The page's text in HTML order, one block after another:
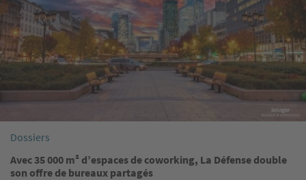
Dossiers
Avec 35 000 m² d’espaces de coworking, La Défense double
son offre de bureaux partagés